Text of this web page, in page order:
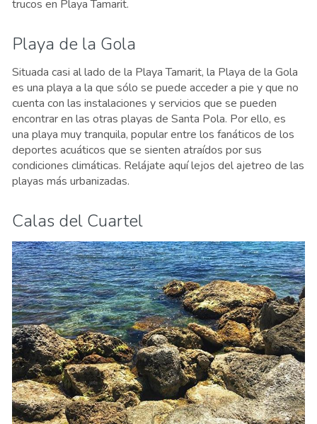
trucos en Playa Tamarit.
Playa de la Gola
Situada casi al lado de la Playa Tamarit, la Playa de la Gola
es una playa a la que sólo se puede acceder a pie y que no
cuenta con las instalaciones y servicios que se pueden
encontrar en las otras playas de Santa Pola. Por ello, es
una playa muy tranquila, popular entre los fanáticos de los
deportes acuáticos que se sienten atraídos por sus
condiciones climáticas. Relájate aquí lejos del ajetreo de las
playas más urbanizadas.
Calas del Cuartel